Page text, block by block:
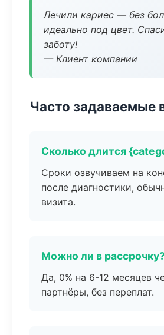
Лечили кариес — без
идеально под цвет.
заботу!
— Клиент компании
Часто задаваемые
Сколько длится
Сроки озвучиваем на
после диагностики,
визита.
Можно ли в рассрочку?
Да, 0% на 6-12 месяцев
партнёры, без переплат.